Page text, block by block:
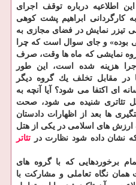
درباره توقف اجرای
كارگردانی ابراهیم پشت كوهی
تیزر نمایش در فضای مجازی به
بوده» و جای سوال است كه چرا
نمایشی كه ماه ها وقت، صرف
هزینه شده است، این طور
در مقابل تخلف یك گروه دیگر
ای اكتفا می شود؟ آیا آنچه به
تئاتری شنیده می شود، صحت
ها بعد از اظهارات دادستان
ارزش های اسلامی در یكی از هتل
نشان داده شود نظارت در تئاتر
برخوردهایی كه با گروه های
نگاه تعاملی و مشاركت با